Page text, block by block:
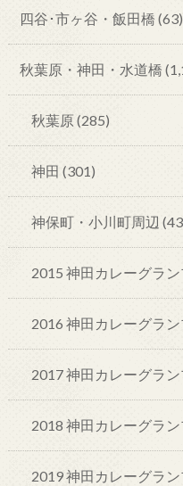
四谷･市ヶ谷・飯田橋 (63)
秋葉原・神田・水道橋
秋葉原 (285)
神田 (301)
神保町・小川町周辺
2015 神田カレーグラ
2016 神田カレーグラ
2017 神田カレーグラ
2018 神田カレーグラ
2019 神田カレーグラ